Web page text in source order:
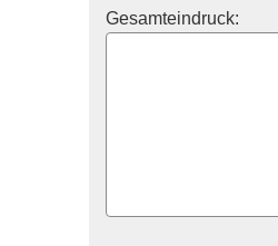
Gesamteindruck: